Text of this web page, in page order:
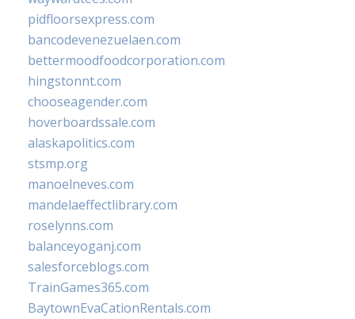
pidfloorsexpress.com
bancodevenezuelaen.com
bettermoodfoodcorporation.com
hingstonnt.com
chooseagender.com
hoverboardssale.com
alaskapolitics.com
stsmp.org
manoelneves.com
mandelaeffectlibrary.com
roselynns.com
balanceyoganj.com
salesforceblogs.com
TrainGames365.com
BaytownEvaCationRentals.com